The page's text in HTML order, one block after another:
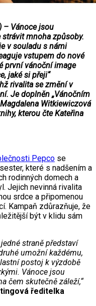
– Vánoce jsou
mnoha způsoby.
v souladu s námi
vstupem do nové
první vánoční image
jaké si přeji“
rivalita se změní v
Je doplněn „Vánočním
Witkiewiczová
kterou čte Kateřina
Pepco se
které s nadšením a
rodinných domech a
Jejich nevinná rivalita
srdce a připomenou
Kampaň zdůrazňuje, že
být v klidu sám
straně představí
umožní každému,
postoj k výzdobě
Vánoce jsou
čem skutečně záleží,“
ředitelka